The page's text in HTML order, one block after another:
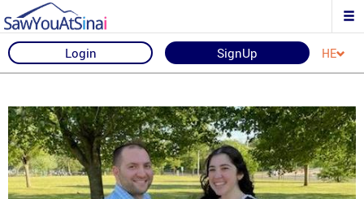
Login SignUp HE